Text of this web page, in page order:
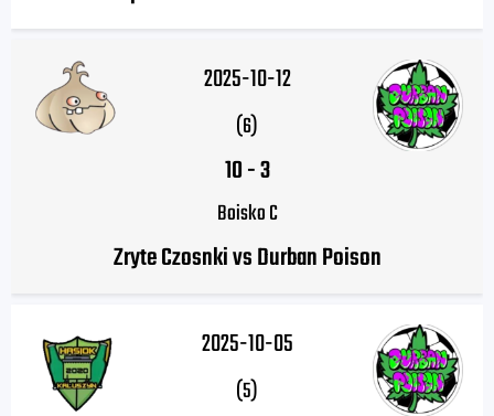
2025-10-12
(6)
10-3
Boisko C
Zryte Czosnki vs Durban Poison
2025-10-05
(5)